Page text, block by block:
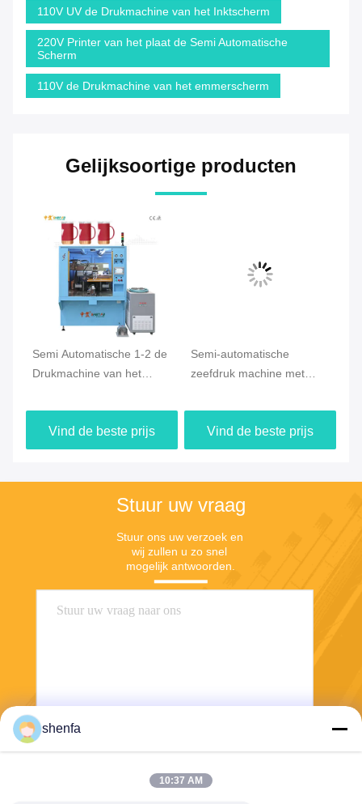
110V UV de Drukmachine van het Inktscherm
220V Printer van het plaat de Semi Automatische
Scherm
110V de Drukmachine van het emmerscherm
Gelijksoortige producten
Semi Automatische 1-2 de
Drukmachine van het
lichtjes
Kegelvormproducten
Vind de beste prijs
Semi-automatische
zeefdruk machine met
voor plastic containers
Vind de beste prijs
Stuur uw vraag
Stuur ons uw verzoek en
wij zullen u zo snel
mogelijk antwoorden.
Stuur
shenfa
10:37 AM